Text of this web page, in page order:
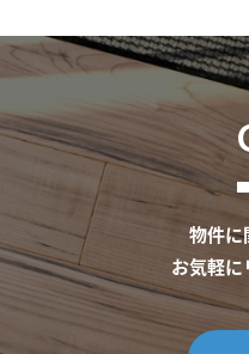
物件に
お気軽に